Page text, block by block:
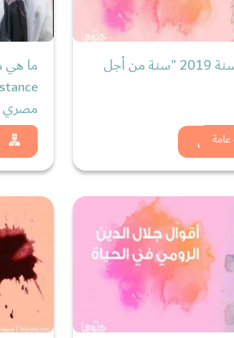
أهم أحداث سنة 2019 "سنة من أجل
الان
مصري